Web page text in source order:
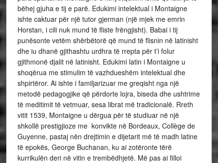
bëhej gjuha e tij e parë. Edukimi intelektual i Montaigne
ishte caktuar për një tutor gjerman (një mjek me emrin
Horstan, i cili nuk mund të fliste frëngjisht). Babai i tij
punësonte vetëm shërbëtorë që mund të flisnin në latinisht
dhe iu dhanë gjithashtu urdhra të rrepta për t’i folur
gjithmonë djalit në latinisht. Edukimi latin i Montaigne u
shoqërua me stimulim të vazhdueshëm intelektual dhe
shpirtëror. Ai ishte i familjarizuar me greqisht nga një
metodë pedagogjike që përdorte lojra, biseda dhe ushtrime
të meditimit të vetmuar, sesa librat më tradicionalë. Rreth
vitit 1539, Montaigne u dërgua për të studiuar në një
shkollë prestigjioze me konvikte në Bordeaux, Collège de
Guyenne, pastaj nën drejtimin e dijetarit më të madh latine
të epokës, George Buchanan, ku ai zotëronte tërë
kurrikulën deri në vitin e trembëdhjetë. Më pas ai filloi